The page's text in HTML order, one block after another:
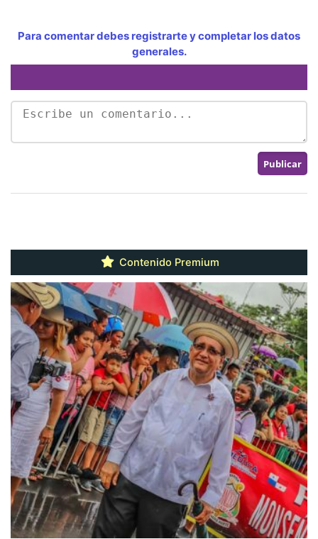
Para comentar debes registrarte y completar los datos
generales.
Contenido Premium